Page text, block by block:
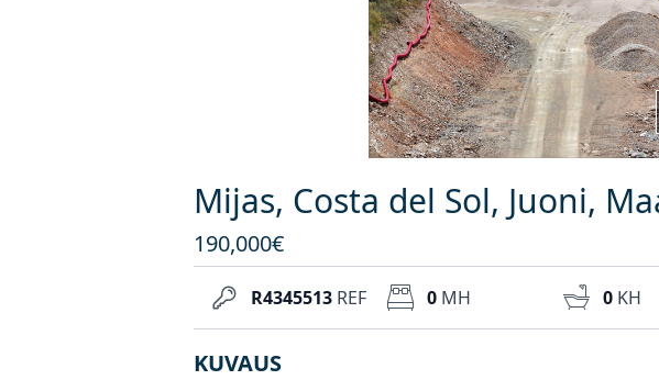
Mijas, Costa del Sol, Juoni,
190,000€
R4345513 REF 0 MH 0 KH
KUVAUS